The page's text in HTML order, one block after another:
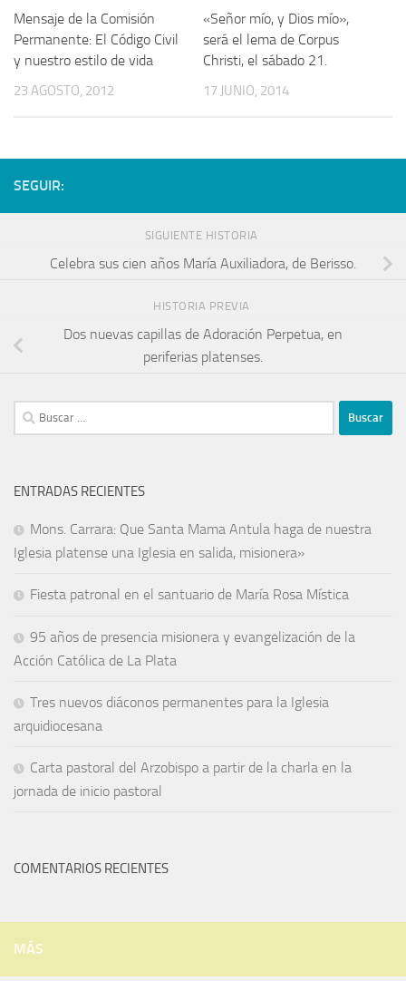
Mensaje de la Comisión
Permanente: El Código Civil
y nuestro estilo de vida
23 AGOSTO, 2012
«Señor mío, y Dios mío»,
será el lema de Corpus
Christi, el sábado 21.
17 JUNIO, 2014
SEGUIR:
SIGUIENTE HISTORIA
Celebra sus cien años María Auxiliadora, de Berisso.
HISTORIA PREVIA
Dos nuevas capillas de Adoración Perpetua, en
periferias platenses.
ENTRADAS RECIENTES
Mons. Carrara: Que Santa Mama Antula haga de nuestra
Iglesia platense una Iglesia en salida, misionera»
Fiesta patronal en el santuario de María Rosa Mística
95 años de presencia misionera y evangelización de la
Acción Católica de La Plata
Tres nuevos diáconos permanentes para la Iglesia
arquidiocesana
Carta pastoral del Arzobispo a partir de la charla en la
jornada de inicio pastoral
COMENTARIOS RECIENTES
MÁS